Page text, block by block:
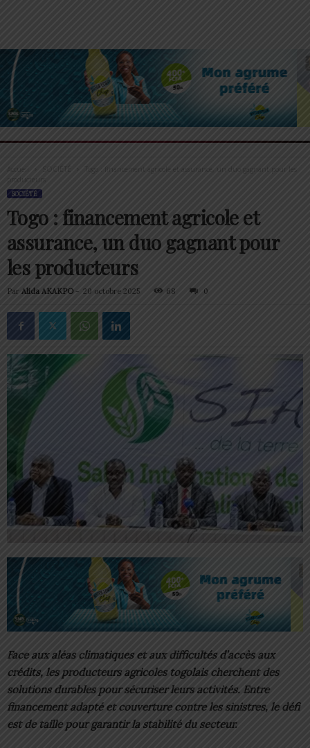
Accueil
Togo : financement agricole et assurance, un duo gagnant pour les
producteurs
SOCIÉTÉ
Togo : financement agricole et
assurance, un duo gagnant pour
les producteurs
Par Alida AKAKPO- 20 octobre 2025 68 0
Face aux aléas climatiques et aux difficultés d’accès aux
crédits, les producteurs agricoles togolais cherchent des
solutions durables pour sécuriser leurs activités. Entre
financement adapté et couverture contre les sinistres, le défi
est de taille pour garantir la stabilité du secteur.